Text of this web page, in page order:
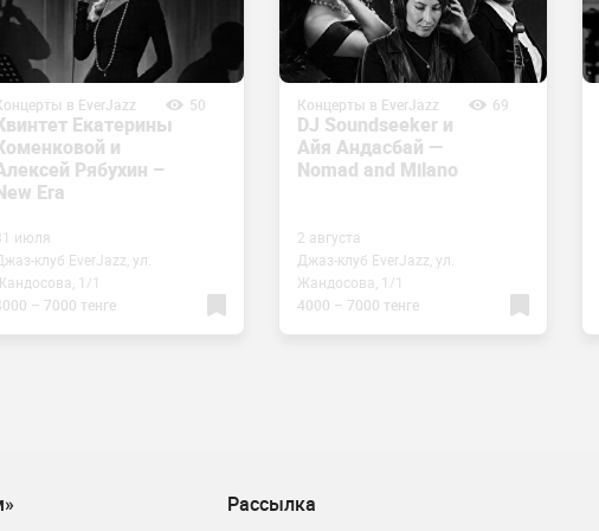
в EverJazz 50
Екатерины
и
Рябухин –
Era
июля
клуб EverJazz, ул.
1/1
– 7000 тенге
Концерты в EverJazz 69
DJ Soundseeker и
Айя Андасбай —
Nomad and Milano
2 августа
Джаз-клуб EverJazz, ул.
Жандосова, 1/1
4000 – 7000 тенге
Рассылка